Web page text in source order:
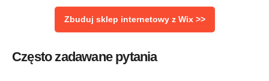
Zbuduj sklep internetowy z Wix >>
Często zadawane pytania